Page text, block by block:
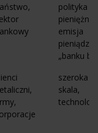
polityka
pieniężna,
emisja
„banku
szeroka
skala,